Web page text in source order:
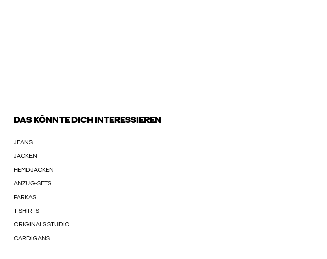
DAS KÖNNTE DICH INTERESSIEREN
JEANS
JACKEN
HEMDJACKEN
ANZUG-SETS
PARKAS
T-SHIRTS
ORIGINALS STUDIO
CARDIGANS